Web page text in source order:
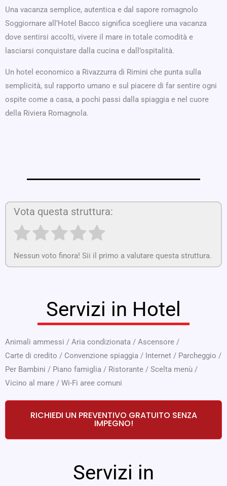
Una vacanza semplice, autentica e dal sapore romagnolo
Soggiornare all’Hotel Bacco significa scegliere una vacanza
dove sentirsi accolti, vivere il mare in totale comodità e
lasciarsi conquistare dalla cucina e dall’ospitalità.
Un hotel economico a Rivazzurra di Rimini che punta sulla
semplicità, sul rapporto umano e sul piacere di far sentire ogni
ospite come a casa, a pochi passi dalla spiaggia e nel cuore
della Riviera Romagnola.
Vota questa struttura:
Nessun voto finora! Sii il primo a valutare questa struttura.
Servizi in Hotel
Animali ammessi / Aria condizionata / Ascensore /
Carte di credito / Convenzione spiaggia / Internet / Parcheggio /
Per Bambini / Piano famiglia / Ristorante / Scelta menù /
Vicino al mare / Wi-Fi aree comuni
RICHIEDI UN PREVENTIVO GRATUITO SENZA
IMPEGNO!
Servizi in